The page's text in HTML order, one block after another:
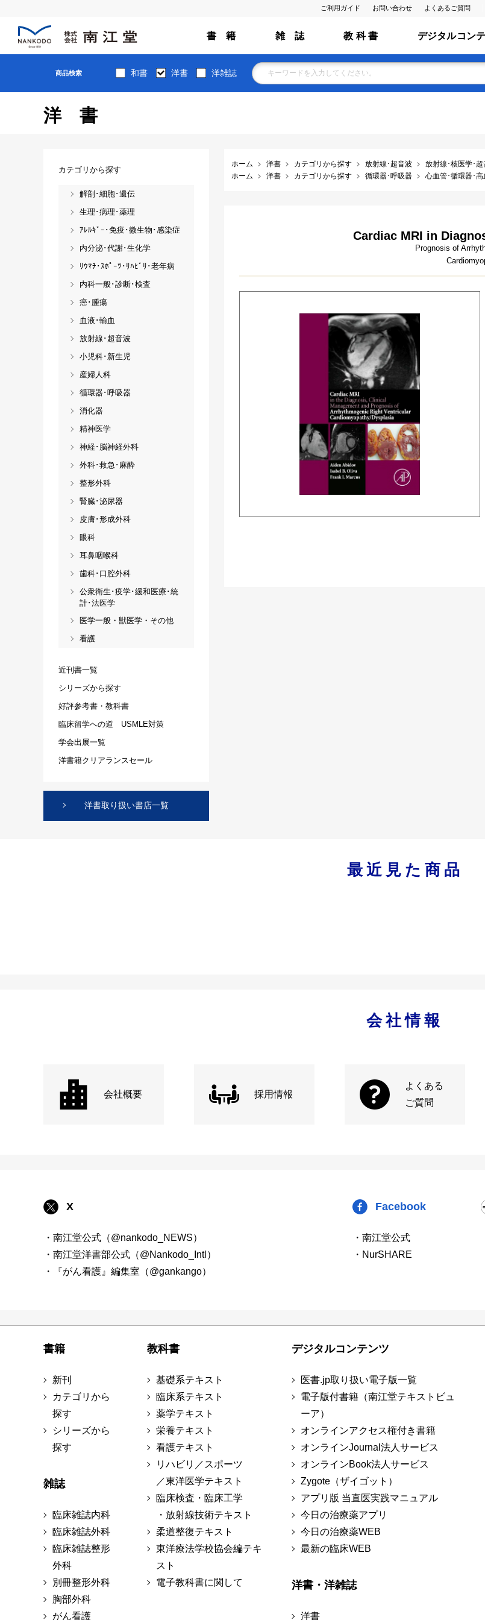
ご利用ガイド お問い合わせ よくあるご質問
書 籍 雑 誌 教 科 書 デジタルコン
商品検索 和書 洋書 洋雑誌
洋書
ホーム 洋書 カテゴリから探す 放射線･超音波
放射線･核医学･
ホーム
洋書 カテゴリから探す 循環器･呼吸器 心血管･循環器･高
Cardiac MRI in
Prognosis of
カテゴリから探す
解剖･細胞･遺伝
生理･病理･薬理
ｱﾚﾙｷﾞｰ･免疫･微生物･感染症
内分泌･代謝･生化学
ﾘｳﾏﾁ･ｽﾎﾟｰﾂ･ﾘﾊﾋﾞﾘ･老年病
内科一般･診断･検査
癌･腫瘍
血液･輸血
放射線･超音波
小児科･新生児
産婦人科
循環器･呼吸器
消化器
精神医学
神経･脳神経外科
外科･救急･麻酔
整形外科
腎臓･泌尿器
皮膚･形成外科
眼科
耳鼻咽喉科
歯科･口腔外科
公衆衛生･疫学･緩和医療･統
計･法医学
医学一般・獣医学・その他
看護
近刊書一覧
シリーズから探す
好評参考書・教科書
臨床留学への道 USMLE対策
学会出展一覧
洋書籍クリアランスセール
洋書取り扱い書店一覧
最近見た商品
会社情報
会社概要 採用情報
よくある
ご質問
X
・南江堂公式（@nankodo_NEWS）
・南江堂洋書部公式（@Nankodo_Intl）
・『がん看護』編集室（@gankango）
Facebook
・南江堂公式
・NurSHARE
書籍
新刊
カテゴリから
探す
シリーズから
探す
雑誌
臨床雑誌内科
臨床雑誌外科
臨床雑誌整形
外科
別冊整形外科
胸部外科
がん看護
教科書
基礎系テキスト
臨床系テキスト
薬学テキスト
栄養テキスト
看護テキスト
リハビリ／スポーツ
／東洋医学テキスト
臨床検査・臨床工学
・放射線技術テキスト
柔道整復テキスト
東洋療法学校協会編テキ
スト
電子教科書に関して
デジタルコンテンツ
医書.jp取り扱い電子版一覧
電子版付書籍（南江堂テキストビュ
ーア）
オンラインアクセス権付き書籍
オンラインJournal法人サービス
オンラインBook法人サービス
Zygote（ザイゴット）
アプリ版 当直医実践マニュアル
今日の治療薬アプリ
今日の治療薬WEB
最新の臨床WEB
洋書・洋雑誌
洋書